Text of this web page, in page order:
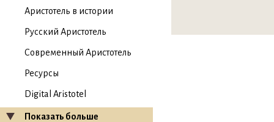
Аристотель в истории
Русский Аристотель
Современный Аристотель
Ресурсы
Digital Aristotel
Показать больше